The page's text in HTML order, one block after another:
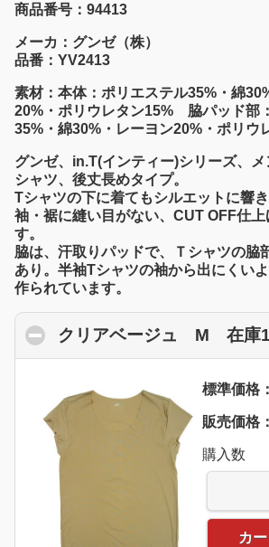
商品番号：94413
メーカ：グンゼ（株）
品番：YV2413
素材：本体：ポリエステル35%・綿
20%・ポリウレタン15% 脇パッド部
35%・綿30%・レーヨン20%・ポリウ
グンゼ、in.T(インティー)シリーズ、
シャツ、後丈長めタイプ。
Tシャツの下に着てもシルエットに響
袖・裾に縫い目がない、CUT OFF仕上
す。
脇は、汗取りパッドで、Ｔシャツの脇
あり。半袖Tシャツの袖から出にくい
作られています。
クリアベージュ M 在庫1
標準価格
販売価格：
購入数
カ